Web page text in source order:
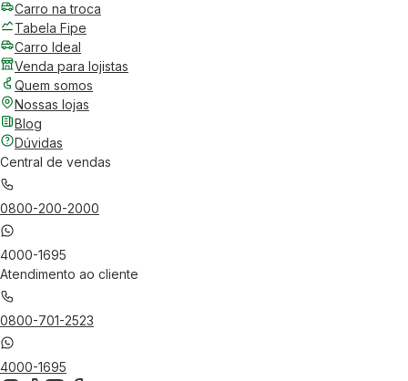
Carro na troca
Tabela Fipe
Carro Ideal
Venda para lojistas
Quem somos
Nossas lojas
Blog
Dúvidas
Central de vendas
0800-200-2000
4000-1695
Atendimento ao cliente
0800-701-2523
4000-1695